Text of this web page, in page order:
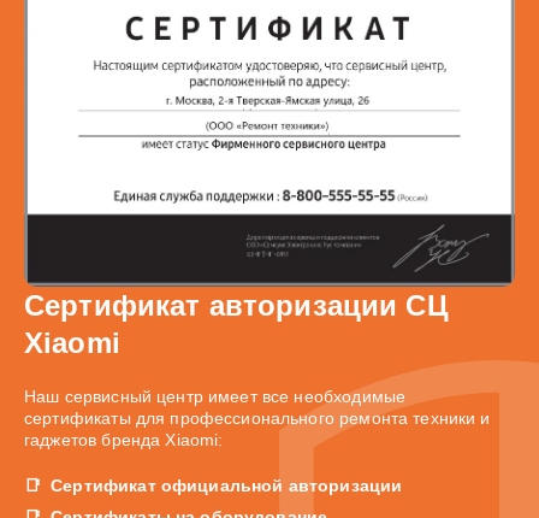
Сертификат авторизации СЦ
Xiaomi
Наш сервисный центр имеет все необходимые
сертификаты для профессионального ремонта техники и
гаджетов бренда Xiaomi:
Сертификат официальной авторизации